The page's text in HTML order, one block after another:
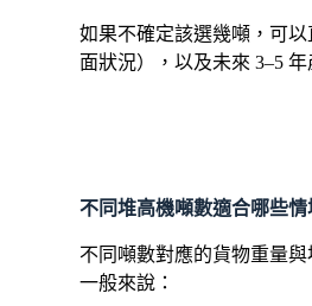
如果不確定該選幾噸，可
面狀況），以及未來 3–5
不同堆高機噸數適合哪些情
不同噸數對應的貨物重量與
一般來說：